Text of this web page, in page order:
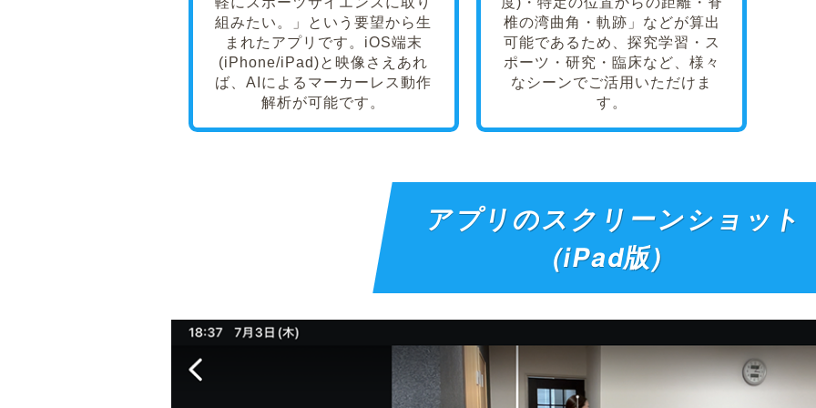
く動作分析を行いたい。」「手
軽にスポーツサイエンスに取り
組みたい。」という要望から生
まれたアプリです。iOS端末
(iPhone/iPad)と映像さえあれ
ば、AIによるマーカーレス動作
位の「角度(角速度)・速度(加速
度)・特定の位置からの距離・脊
椎の湾曲角・軌跡」などが算出
可能であるため、探究学習・ス
ポーツ・研究・臨床など、様々
なシーンでご活用いただけま
アプリのスクリーンショ
(iPad版)